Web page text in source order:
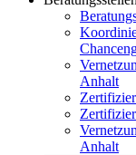
Anhalt
Anhalt